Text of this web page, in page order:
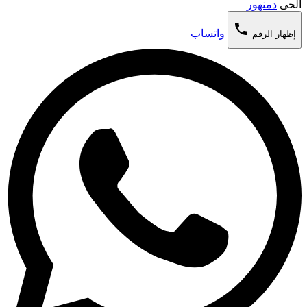
الحى دمنهور
إظهار الرقم phone واتساب